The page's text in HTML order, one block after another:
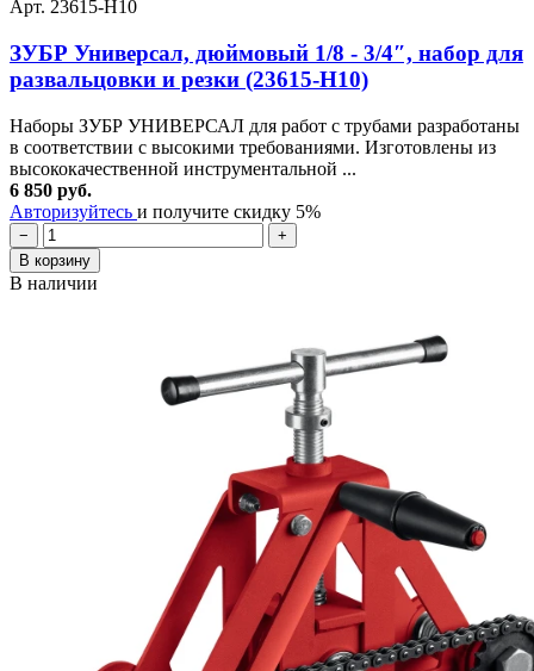
Арт. 23615-H10
ЗУБР Универсал, дюймовый 1/8 - 3/4″, набор для
развальцовки и резки (23615-H10)
Наборы ЗУБР УНИВЕРСАЛ для работ с трубами разработаны
в соответствии с высокими требованиями. Изготовлены из
высококачественной инструментальной ...
6 850 руб.
Авторизуйтесь и получите скидку 5%
−
+
В корзину
В наличии